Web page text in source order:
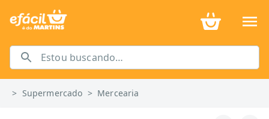
> Supermercado > Mercearia